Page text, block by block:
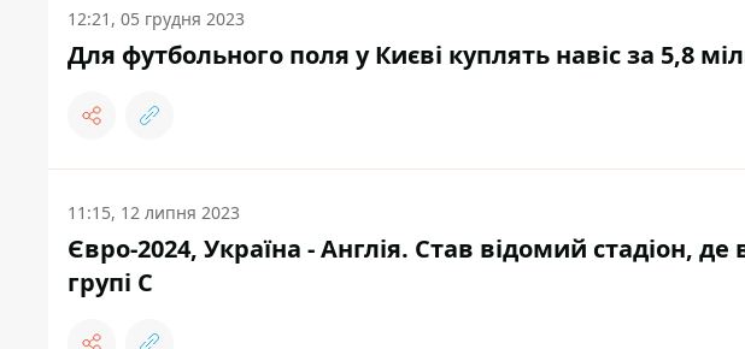
12:21, 05 грудня 2023
Для футбольного поля у Києві куплять навіс за 5,8
11:15, 12 липня 2023
Євро-2024, Україна - Англія. Став відомий стадіон, де
групі С